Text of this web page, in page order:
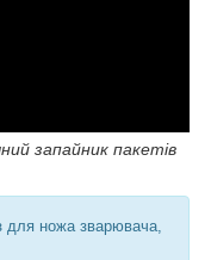
запайник пакетів
для ножа зварювача,